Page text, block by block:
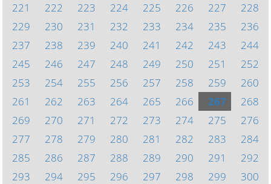
221
222 223 224 225 226 227
228
229
230 231 232 233 234 235
236
237
238 239 240 241 242 243
244
245
246 247 248 249 250 251
252
253
254 255 256 257 258 259
260
261
262 263 264 265 266 267
268
269
270 271 272 273 274 275
276
277
278 279 280 281 282 283
284
285
286 287 288 289 290 291
292
293
294 295 296 297 298 299
300